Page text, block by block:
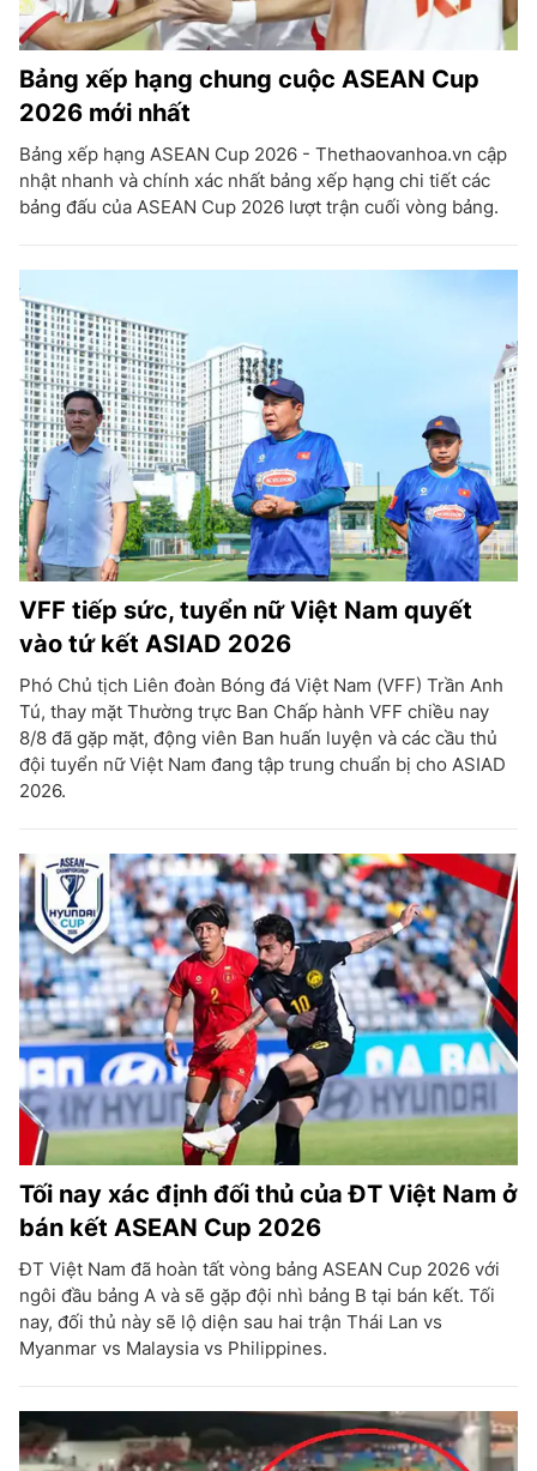
Bảng xếp hạng chung cuộc ASEAN Cup
2026 mới nhất
Bảng xếp hạng ASEAN Cup 2026 - Thethaovanhoa.vn cập
nhật nhanh và chính xác nhất bảng xếp hạng chi tiết các
bảng đấu của ASEAN Cup 2026 lượt trận cuối vòng bảng.
VFF tiếp sức, tuyển nữ Việt Nam quyết
vào tứ kết ASIAD 2026
Phó Chủ tịch Liên đoàn Bóng đá Việt Nam (VFF) Trần Anh
Tú, thay mặt Thường trực Ban Chấp hành VFF chiều nay
8/8 đã gặp mặt, động viên Ban huấn luyện và các cầu thủ
đội tuyển nữ Việt Nam đang tập trung chuẩn bị cho ASIAD
2026.
Tối nay xác định đối thủ của ĐT Việt Nam ở
bán kết ASEAN Cup 2026
ĐT Việt Nam đã hoàn tất vòng bảng ASEAN Cup 2026 với
ngôi đầu bảng A và sẽ gặp đội nhì bảng B tại bán kết. Tối
nay, đối thủ này sẽ lộ diện sau hai trận Thái Lan vs
Myanmar vs Malaysia vs Philippines.